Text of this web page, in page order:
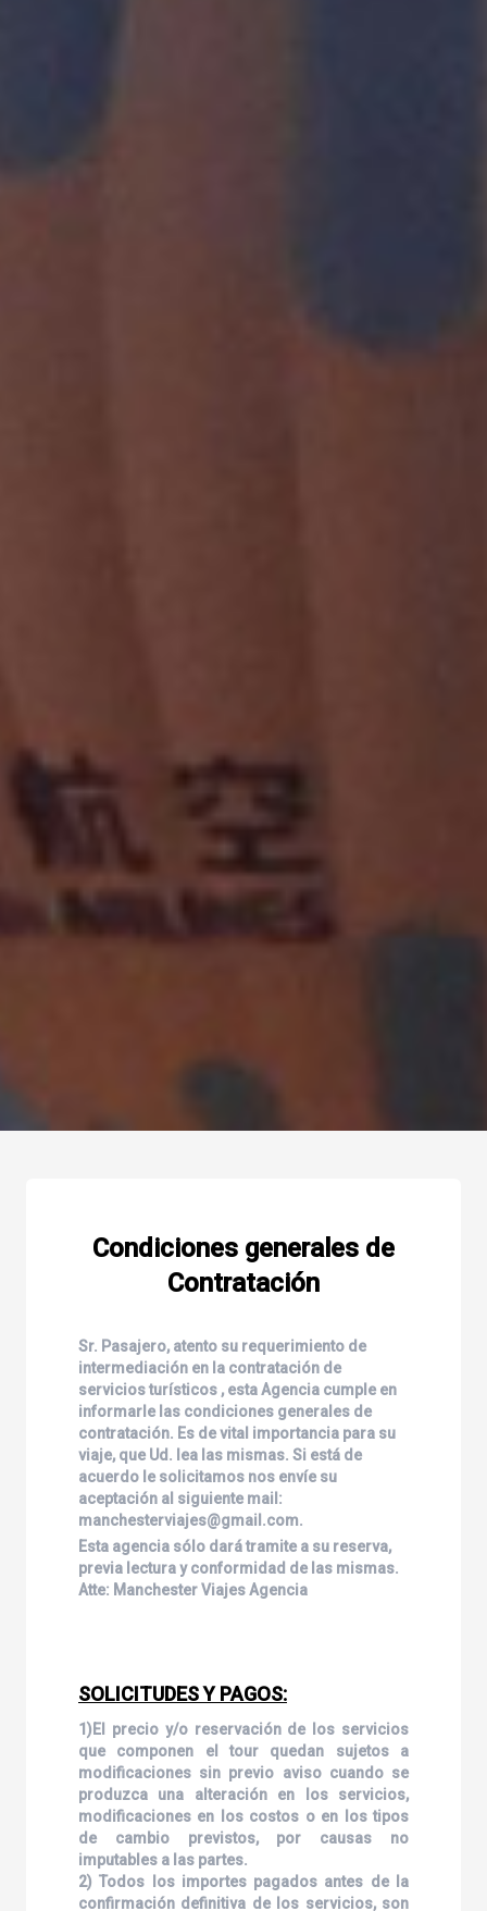
Condiciones generales de
Contratación
Sr. Pasajero, atento su requerimiento de
intermediación en la contratación de
servicios turísticos , esta Agencia cumple en
informarle las condiciones generales de
contratación. Es de vital importancia para su
viaje, que Ud. lea las mismas. Si está de
acuerdo le solicitamos nos envíe su
aceptación al siguiente mail:
manchesterviajes@gmail.com.
Esta agencia sólo dará tramite a su reserva,
previa lectura y conformidad de las mismas.
Atte: Manchester Viajes Agencia
SOLICITUDES Y PAGOS:
1)El precio y/o reservación de los servicios
que componen el tour quedan sujetos a
modificaciones sin previo aviso cuando se
produzca una alteración en los servicios,
modificaciones en los costos o en los tipos
de cambio previstos, por causas no
imputables a las partes.
2) Todos los importes pagados antes de la
confirmación definitiva de los servicios, son